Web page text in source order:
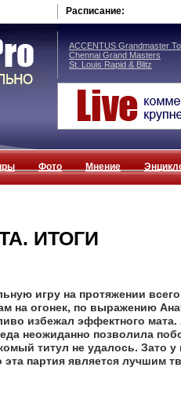
Расписание:
ACCENTUS Grandmaster
Chennai Grand Masters
St. Louis Rapid & Blitz
Фото Мнение
ИТОГИ
игру на протяжении
на огонек, по выражению
избежал эффектного
неожиданно позволила
титул не удалось. Зато
партия является лучшим